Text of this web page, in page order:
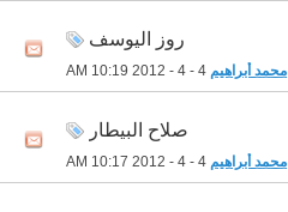
روز اليوسف
محمد أبراهيم 10:19 AM
صلاح البيطار
محمد أبراهيم 10:17 AM